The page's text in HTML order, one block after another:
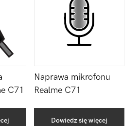
C71
Naprawa mikrofonu
Realme C71
Dowiedz się więcej